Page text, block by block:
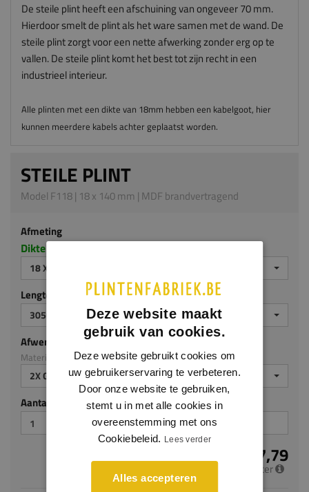
De steile plint heeft een afschuining van ongeveer 70 mm.
Hierdoor smelt de plint als het ware samen met de wand. De
steile plint zorgt voor een nette afwerking zonder erg op te
vallen. De steile plint komt het best tot zijn recht in een
industrieel interieur.
Alle plinten met een dikte van 18mm hebben een kabelgoot, hier
kunnen meerdere kabels achter geplaatst worden.
STEILE PLINT
Model F118 | 18 x 140 mm | MDF brandvertragend
Afmeting
Dikte x hoogte in millimeters
18 X 140 MM
Lengte (mm)
3050
Afwerking
Materiaal: MDF brandvertragend
2X GEGROND
Aantal stuks
€ 17,79
per meter
Deze website maakt
gebruik van cookies.
Deze website gebruikt cookies om
uw gebruikerservaring te verbeteren.
Door onze website te gebruiken,
stemt u in met alle cookies in
overeenstemming met ons
Cookiebeleid. Lees verder
Alles accepteren